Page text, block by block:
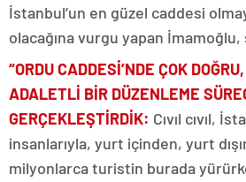
İstanbul’un en güzel caddesi
olacağına vurgu yapan İmamoğlu,
“ORDU CADDESİ’NDE ÇOK
ADALETLİ BİR DÜZENLEME
GERÇEKLEŞTİRDİK: Cıvıl cıvıl,
insanlarıyla, yurt içinden, yurt
milyonlarca turistin burada